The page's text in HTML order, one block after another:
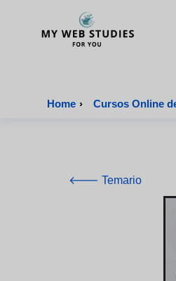
Home › Cursos Online
🡐 Temario